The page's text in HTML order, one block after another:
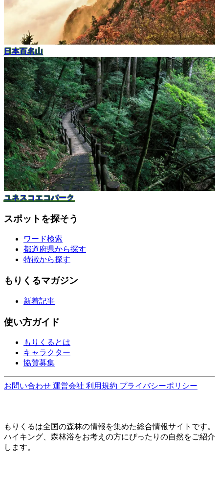
日本百名山
ユネスコエコパーク
スポットを探そう
ワード検索
都道府県から探す
特徴から探す
もりくるマガジン
新着記事
使い方ガイド
もりくるとは
キャラクター
協賛募集
お問い合わせ 運営会社 利用規約 プライバシーポリシー
もりくるは全国の森林の情報を集めた総合情報サイトです。
ハイキング、森林浴をお考えの方にぴったりの自然をご紹介
します。